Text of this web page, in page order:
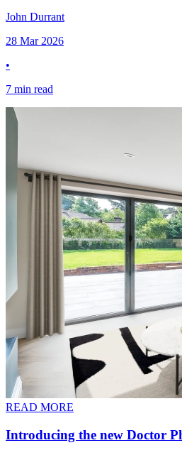
John Durrant​​​​‌ ‍ ​‍​‍‌‍ ‌ ​‍‌‍‍‌‌‍‌ ‌‍‍‌‌‍ ‍​‍​‍​ ‍‍​‍​‍‌ ​ ‌‍​‌‌‍ ‍‌‍‍‌‌ ‌​‌ ‍‌​‍ ‍‌‍‍‌‌‍ ​‍​‍​‍ ​​‍​‍‌‍‍​‌ ​‍‌‍‌‌‌‍‌‍​‍​‍​ ‍‍​‍​‍​‍ ‌‍​‌‌‍‌​‌‍ ‌‌‍‍‌‌‍ ‍​‍ ‌‍‍‌‌‍ ‍‌ ‌​‌‍‌‌‌‍ ‍‌ ‌​​‍ ‌‍‌‌‌‍‌​‌‍‍‌‌ ‌​​‍ ‌‍ ‌‌‍ ‌‍‌​‌‍‌‌​ ‌‌ ​​‌ ​‍‌‍‌‌‌ ​ ‌‍‌‌‌‍ ‍‌ ‌​‌‍​‌‌ ‌​‌‍‍‌‌‍ ‌‍ ‍​ ‍ ‌‍‍‌‌‍‌​​ ‌‌‍​‌​ ​ ​ ‌​‌‍​‍​ ‌ ‌‍‌​​ ‍​​ ‌‌​‍ ‌​ ‌ ‌‍‌‌‌‍​‌​ ‌​​‍ ‌​ ‌​‌‍​‍​ ​‌‌‍‌‌​‍ ‌​ ‍​‌‍​‍​ ​​‌‍​‍​‍ ‌​ ‍‌​ ​‍‌‍​‍‌‍‌‌‌‍‌​‌‍‌​​ ‌‍‌‍​‍‌‍‌​‌‍‌​‌‍​‌‌‍‌‍​ ‍ ‌ ‌​‌ ‍‌‌ ​​‌‍‌‌​ ‌‌‍​‌‌ ‌‌‌ ‌​‌‍‍​‌‍ ‌ ​‍​ ‍ ‌ ​​‌‍​‌‌ ‌​‌‍‍​​ ‌‌‍ ‍‌‍​‌‌‍ ‌‌‍‌‌​ ‌‍​‍‌‍​‌‌ ​ ‌‍‌‌‌‌‌‌‌ ​‍‌‍ ​​ ‌​‍‌‌​ ​‍‌​‌‍‌‍​‌‌‍‌​‌‍ ‌‌‍‍‌‌‍ ‍​‍‌‍‌‍‍‌‌‍‌​​ ‌‌‍​‌​ ​ ​ ‌​‌‍​‍​ ‌ ‌‍‌​​ ‍​​ ‌‌​‍ ‌​ ‌ ‌‍‌‌‌‍​‌​ ‌​​‍ ‌​ ‌​‌‍​‍​ ​‌‌‍‌‌​‍ ‌​ ‍​‌‍​‍​ ​​‌‍​‍​‍ ‌​ ‍‌​ ​‍‌‍​‍‌‍‌‌‌‍‌​‌‍‌​​ ‌‍‌‍​‍‌‍‌​‌‍‌​‌‍​‌‌‍‌‍​‍‌‍‌ ‌​‌ ‍‌‌ ​​‌‍‌‌​ ‌‌‍​‌‌ ‌‌‌ ‌​‌‍‍​‌‍ ‌ ​‍​‍‌‍‌ ​​‌‍​‌‌ ‌​‌‍‍​​ ‌‌‍ ‍‌‍​‌‌‍ ‌‌‍‌‌​‍‌‍‌ ​​‌‍‌‌‌ ​‍‌ ​ ‌ ​​‌‍‌‌‌‍​ ‌ ‌​‌‍‍‌‌ ‌‍‌‍‌‌​ ‌‌ ​​‌ ‌‌‌‍​‍‌‍ ​‌‍‍‌‌ ​ ‌‍‍​‌‍‌‌‌‍‌​​‍​‍‌ ‌
28 Mar 2026
•
7 min read
READ MORE
Introducing the new Doctor Photo Style Collection​​​​‌